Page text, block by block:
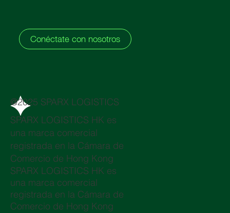
Conéctate con nosotros
@2025 SPARX LOGISTICS
SPARX LOGISTICS HK es
una marca comercial
registrada en la Cámara de
Comercio de Hong Kong
SPARX LOGISTICS HK es
una marca comercial
registrada en la Cámara de
Comercio de Hong Kong